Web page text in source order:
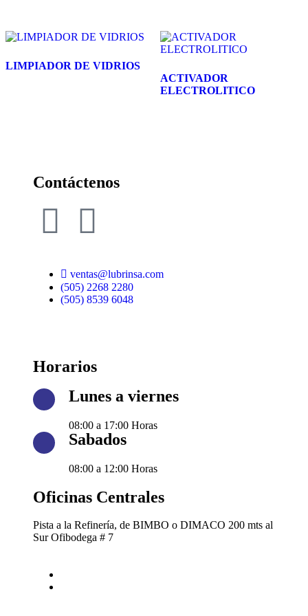
LIMPIADOR DE VIDRIOS
ACTIVADOR
ELECTROLITICO
Contáctenos
ventas@lubrinsa.com
(505) 2268 2280
(505) 8539 6048
Horarios
Lunes a viernes
08:00 a 17:00 Horas
Sabados
08:00 a 12:00 Horas
Oficinas Centrales
Pista a la Refinería, de BIMBO o DIMACO 200 mts al
Sur Ofibodega # 7